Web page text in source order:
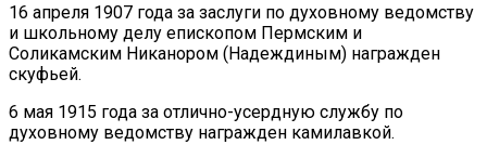
16 апреля 1907 года за заслуги по духовному ведомству
и школьному делу епископом Пермским и
Соликамским Никанором (Надеждиным) награжден
скуфьей.
6 мая 1915 года за отлично-усердную службу по
духовному ведомству награжден камилавкой.